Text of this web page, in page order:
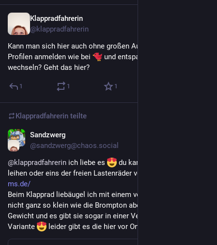
Klappradfahrerin
@klappradfahrerin
Kann man sich hier auch ohne großen Aufwand mit zwei
Profilen anmelden wie bei
und entspannt zwischen beiden
wechseln? Geht das hier?
1 1 1
Klappradfahrerin teilte
Sandzwerg
@sandzwerg@chaos.social
@klappradfahrerin ich liebe es
du kannst es dir gerne mal
leihen oder eins der freien Lastenräder von Lasse
ms.de/
Beim Klapprad liebäugel ich mit einem von Bernds, die sind
nicht ganz so klein wie die Brompton aber dürfen mehr
Gewicht und es gibt sie sogar in einer Vergiftung Cargo
Variante
leider gibt es die hier vor Ort noch nicht